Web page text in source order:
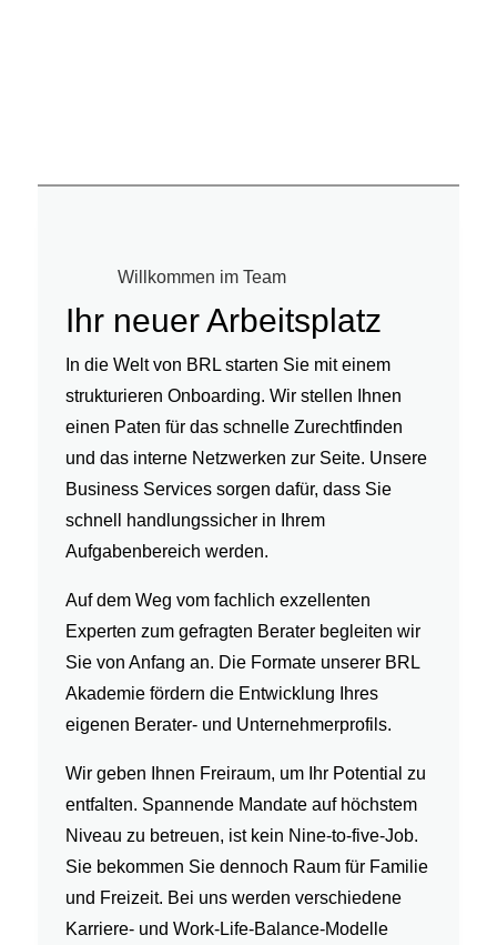
Willkommen im Team
Ihr neuer Arbeitsplatz
In die Welt von BRL starten Sie mit einem
strukturieren Onboarding. Wir stellen Ihnen
einen Paten für das schnelle Zurechtfinden
und das interne Netzwerken zur Seite. Unsere
Business Services sorgen dafür, dass Sie
schnell handlungssicher in Ihrem
Aufgabenbereich werden.
Auf dem Weg vom fachlich exzellenten
Experten zum gefragten Berater begleiten wir
Sie von Anfang an. Die Formate unserer BRL
Akademie fördern die Entwicklung Ihres
eigenen Berater- und Unternehmerprofils.
Wir geben Ihnen Freiraum, um Ihr Potential zu
entfalten. Spannende Mandate auf höchstem
Niveau zu betreuen, ist kein Nine-to-five-Job.
Sie bekommen Sie dennoch Raum für Familie
und Freizeit. Bei uns werden verschiedene
Karriere- und Work-Life-Balance-Modelle